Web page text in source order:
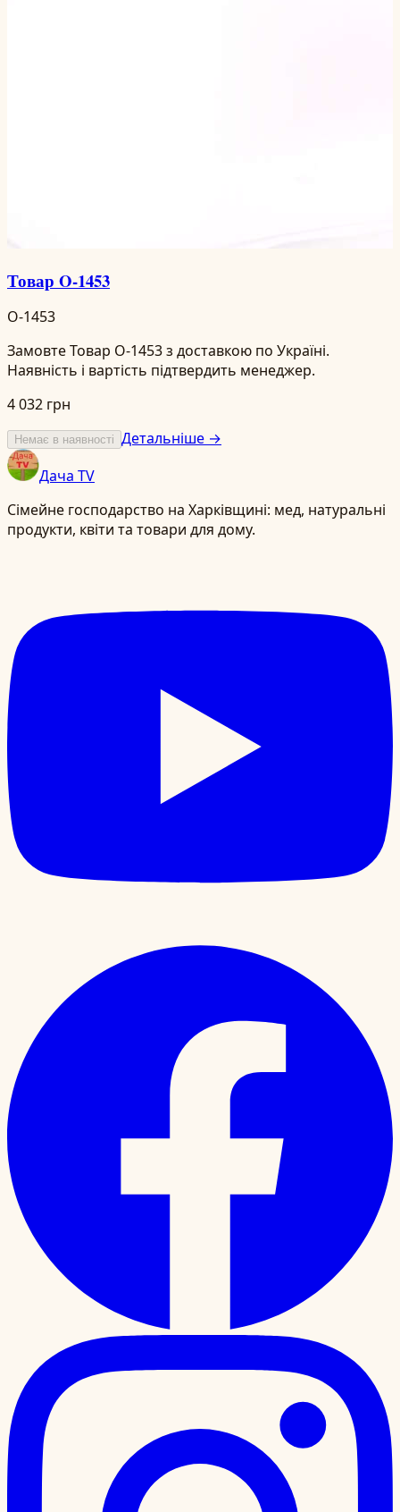
Товар O-1453
O-1453
Замовте Товар O-1453 з доставкою по Україні.
Наявність і вартість підтвердить менеджер.
4 032 грн
Немає в наявності Детальніше →
Дача TV
Сімейне господарство на Харківщині: мед, натуральні
продукти, квіти та товари для дому.